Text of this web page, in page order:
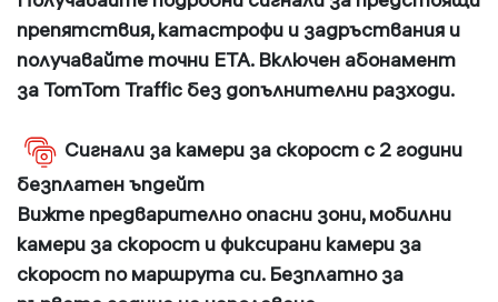
препятствия, катастрофи и задръствания и
получавайте точни ETA. Включен абонамент
за TomTom Traffic без допълнителни разходи.
Сигнали за камери за скорост с 2 години
безплатен ъпдейт
Вижте предварително опасни зони, мобилни
камери за скорост и фиксирани камери за
скорост по маршрута си. Безплатно за